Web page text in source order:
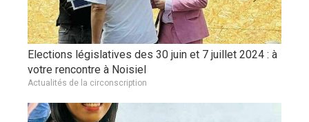
Elections législatives des 30 juin et 7 juillet 2024 : à
votre rencontre à Noisiel
Actualités de la circonscription